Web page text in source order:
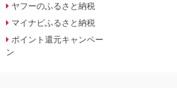
ヤフーのふるさと納税
マイナビふるさと納税
ポイント還元キャンペー
ン